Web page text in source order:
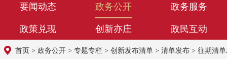
要闻动态 政务公开 政务服务
政策兑现 创新亦庄 政民互动
首页 > 政务公开 > 专题专栏 > 创新发布清单 > 清单发布 > 往期清